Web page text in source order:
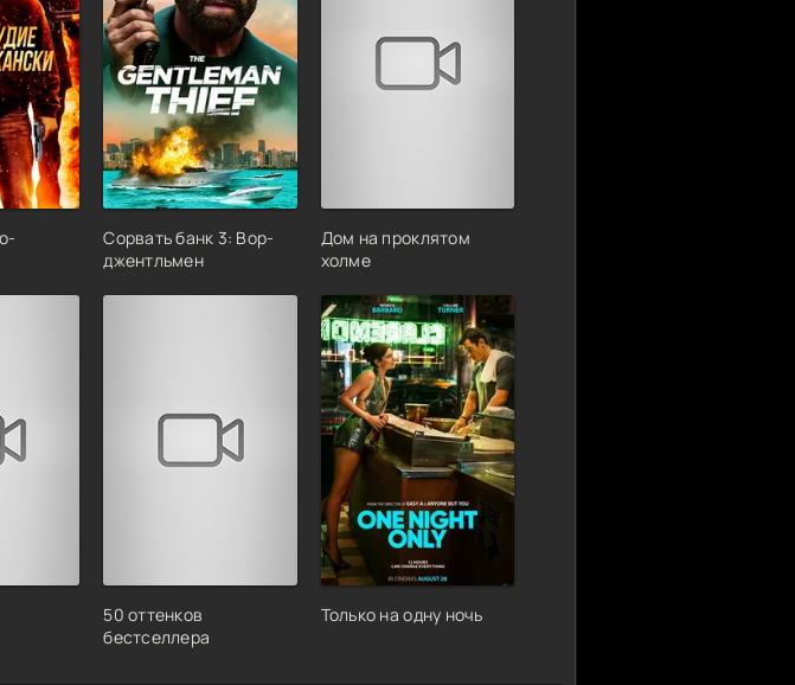
Сорвать банк 3: Вор-
джентльмен
Дом на проклятом
холме
50 оттенков
бестселлера
Только на одну ночь